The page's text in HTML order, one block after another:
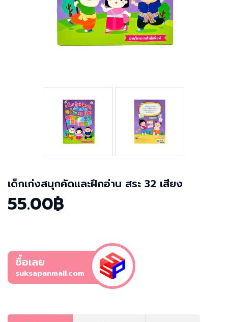
เด็กเก่งสนุกคัดและฝึกอ่าน สระ 32 เสียง
55.00฿
ซื้อเลย
suksapanmall.com